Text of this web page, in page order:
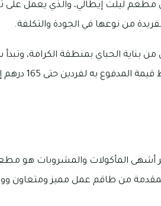
مطعم ليلت إيطالي، والذي يعمل على
من نوعها في الجودة والتكلفة.
ظهرًا إلى 12
المأكولات والمشروبات هو مطعم
من طاقم عمل مميز ومتعاون